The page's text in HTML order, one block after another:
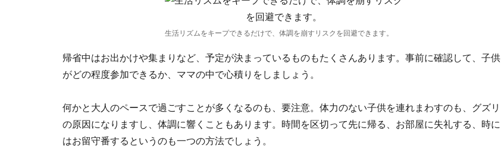
生活リズムをキープできるだけで、体調を崩すリスクを回避できます。
帰省中はお出かけや集まりなど、予定が決まっているものもたくさんあります。事前に確認して、子供
がどの程度参加できるか、ママの中で心積りをしましょう。
何かと大人のペースで過ごすことが多くなるのも、要注意。体力のない子供を連れまわすのも、グズリ
の原因になりますし、体調に響くこともあります。時間を区切って先に帰る、お部屋に失礼する、時に
はお留守番するというのも一つの方法でしょう。